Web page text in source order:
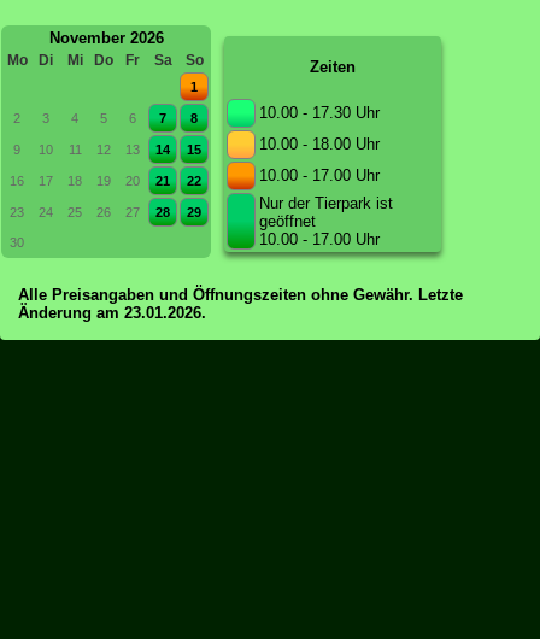
November 2026
Mo Di Mi Do Fr Sa So
1
2 3 4 5 6 7 8
9 10 11 12 13 14 15
16 17 18 19 20 21 22
23 24 25 26 27 28 29
30
Zeiten
10.00 - 17.30 Uhr
10.00 - 18.00 Uhr
10.00 - 17.00 Uhr
Nur der Tierpark ist
geöffnet
10.00 - 17.00 Uhr
Alle Preisangaben und Öffnungszeiten ohne Gewähr. Letzte
Änderung am 23.01.2026.